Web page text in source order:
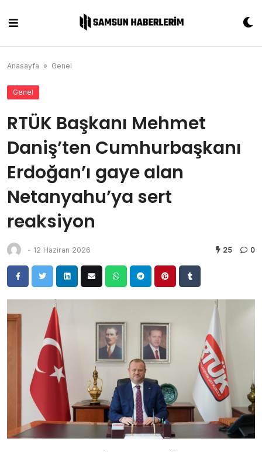
content
Anasayfa » Genel
Genel
RTÜK Başkanı Mehmet
Daniş’ten Cumhurbaşkanı
Erdoğan’ı gaye alan
Netanyahu’ya sert
reaksiyon
- 12 Haziran 2026 25 0